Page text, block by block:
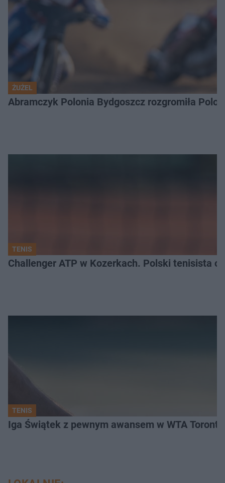
ŻUŻEL
Abramczyk Polonia Bydgoszcz rozgromiła
TENIS
Challenger ATP w Kozerkach. Polski tenisista
TENIS
Iga Świątek z pewnym awansem w WTA